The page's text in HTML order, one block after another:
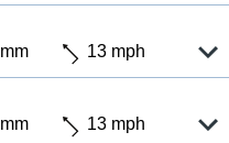
13 mph
13 mph